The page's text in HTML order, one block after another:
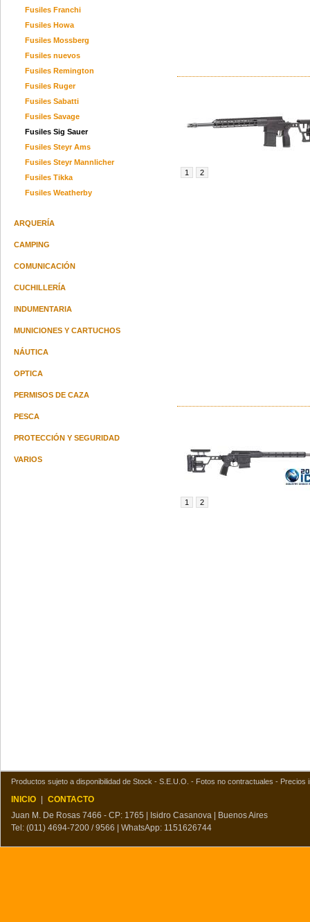
Fusiles Franchi
Fusiles Howa
Fusiles Mossberg
Fusiles nuevos
Fusiles Remington
Fusiles Ruger
Fusiles Sabatti
Fusiles Savage
Fusiles Sig Sauer
Fusiles Steyr Ams
Fusiles Steyr Mannlicher
Fusiles Tikka
Fusiles Weatherby
ARQUERÍA
CAMPING
COMUNICACIÓN
CUCHILLERÍA
INDUMENTARIA
MUNICIONES Y CARTUCHOS
NÁUTICA
OPTICA
PERMISOS DE CAZA
PESCA
PROTECCIÓN Y SEGURIDAD
VARIOS
1 2
1 2
Productos sujeto a disponibilidad de Stock - S.E.U.O. - Fotos no contractuales -
INICIO
CONTACTO
Juan M. De Rosas 7466 - CP: 1765 | Isidro Casanova | Buenos Aires
Tel: (011) 4694-7200 / 9566 | WhatsApp: 1151626744